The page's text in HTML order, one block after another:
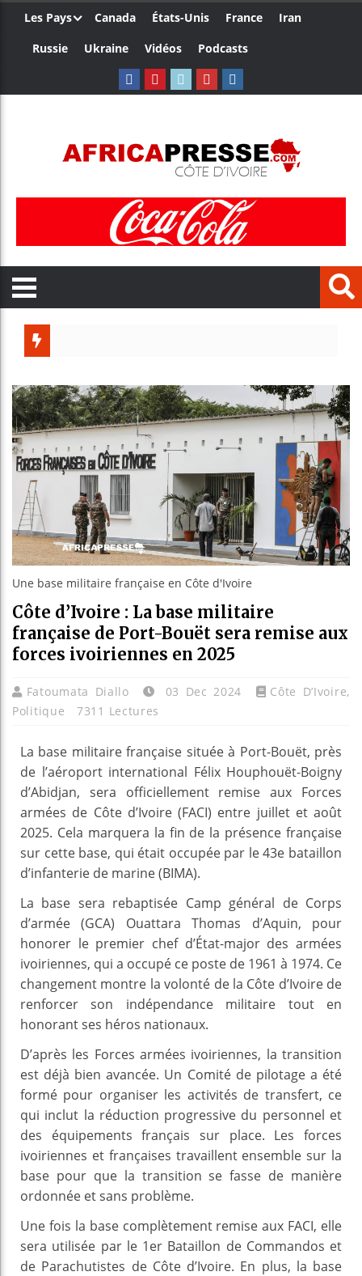
Les Pays Canada États-Unis France
Iran
Russie
Ukraine Vidéos Podcasts
Côte
Tunisie
Ceuta :
Une base militaire française en Côte d'Ivoire
Côte d’Ivoire : La base militaire
française de Port-Bouët sera remise aux
forces ivoiriennes en 2025
Fatoumata Diallo 03 Dec 2024 Côte D’Ivoire,
Politique
7311 Lectures
La base militaire française située à Port-Bouët, près
de l’aéroport international Félix Houphouët-Boigny
d’Abidjan, sera officiellement remise aux Forces
armées de Côte d’Ivoire (FACI) entre juillet et août
2025. Cela marquera la fin de la présence française
sur cette base, qui était occupée par le 43e bataillon
d’infanterie de marine (BIMA).
La base sera rebaptisée Camp général de Corps
d’armée (GCA) Ouattara Thomas d’Aquin, pour
honorer le premier chef d’État-major des armées
ivoiriennes, qui a occupé ce poste de 1961 à 1974. Ce
changement montre la volonté de la Côte d’Ivoire de
renforcer son indépendance militaire tout en
honorant ses héros nationaux.
D’après les Forces armées ivoiriennes, la transition
est déjà bien avancée. Un Comité de pilotage a été
formé pour organiser les activités de transfert, ce
qui inclut la réduction progressive du personnel et
des équipements français sur place. Les forces
ivoiriennes et françaises travaillent ensemble sur la
base pour que la transition se fasse de manière
ordonnée et sans problème.
Une fois la base complètement remise aux FACI, elle
sera utilisée par le 1er Bataillon de Commandos et
de Parachutistes de Côte d’Ivoire. En plus, la base